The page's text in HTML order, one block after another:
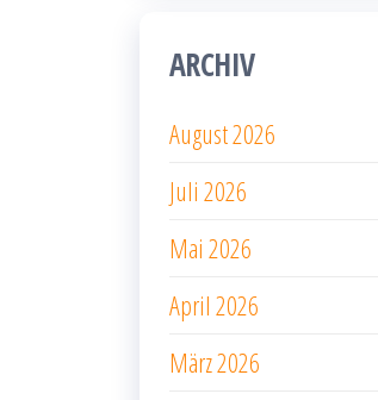
ARCHIV
August 2026
Juli 2026
Mai 2026
April 2026
März 2026